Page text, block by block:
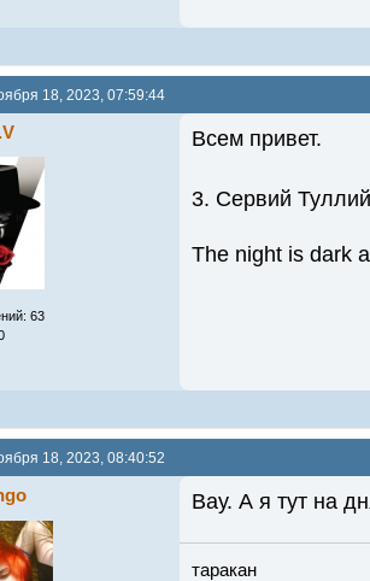
18, 2023, 07:59:44
63
Всем привет.
3. Сервий
The night is dark
18, 2023, 08:40:52
Вау. А я тут на
таракан